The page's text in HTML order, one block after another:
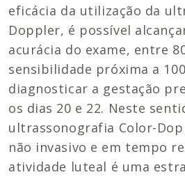
eficácia da utilização da
Doppler, é possível
acurácia do exame, entre
sensibilidade próxima a
diagnosticar a gestação
os dias 20 e 22. Neste
ultrassonografia Color-
não invasivo e em tempo
atividade luteal é uma